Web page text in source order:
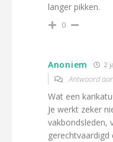
langer pikken.
0
Anoniem 2
Antwoord
Wat een
Je werkt zeker
vakbondsleden,